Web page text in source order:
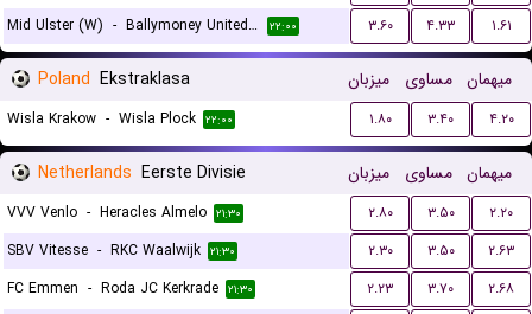
Mid Ulster (W) - Ballymoney United (W) ۲۲:۰۰ ۳.۶۰ ۴.۳۳ ۱.۶۱
Poland Ekstraklasa میزبان مساوی میهمان
Wisla Krakow - Wisla Plock ۲۲:۰۰ ۱.۸۰ ۳.۴۰ ۴.۲۰
Netherlands Eerste Divisie میزبان مساوی میهمان
VVV Venlo - Heracles Almelo ۲۱:۳۰ ۲.۸۰ ۳.۵۰
۲.۲۰
SBV Vitesse - RKC Waalwijk ۲۱:۳۰ ۲.۳۰ ۳.۵۰
۲.۶۳
FC Emmen - Roda JC Kerkrade ۲۱:۳۰ ۲.۲۳ ۳.۷۰
۲.۶۸